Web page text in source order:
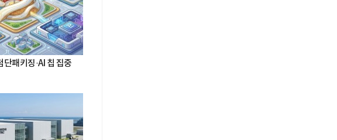
패키징·AI 칩 집중